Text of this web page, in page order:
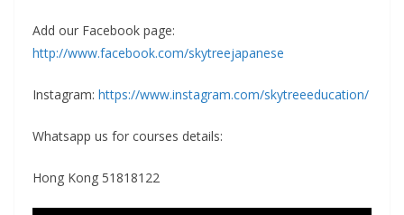
Add our Facebook page:
http://www.facebook.com/skytreejapanese
Instagram: https://www.instagram.com/skytreeeducation/
Whatsapp us for courses details:
Hong Kong 51818122